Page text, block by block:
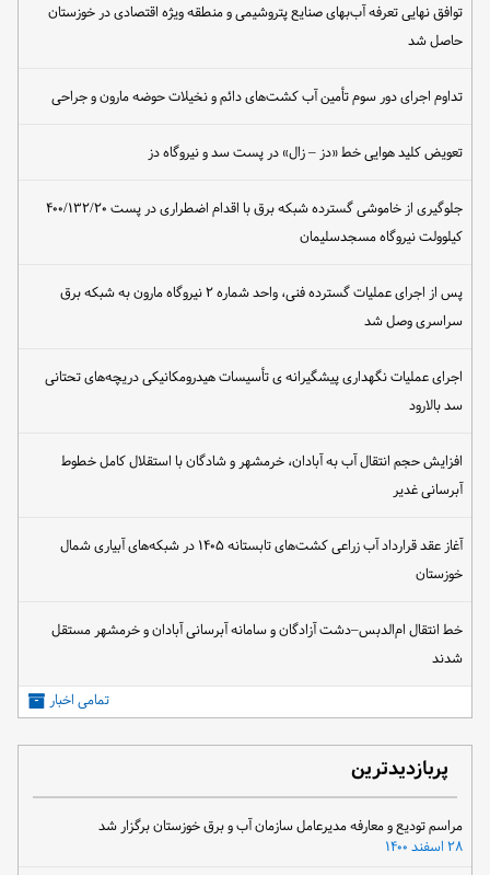
توافق نهایی تعرفه آب‌بهای صنایع پتروشیمی و منطقه ویژه اقتصادی در خوزستان
حاصل شد
تداوم اجرای دور سوم تأمین آب کشت‌های دائم و نخیلات حوضه مارون و جراحی
تعویض کلید هوایی خط «دز – زال» در پست سد و نیروگاه دز
جلوگیری از خاموشی گسترده شبکه برق با اقدام اضطراری در پست ۴۰۰/۱۳۲/۲۰
کیلوولت نیروگاه مسجدسلیمان
پس از اجرای عملیات گسترده فنی، واحد شماره ۲ نیروگاه مارون به شبکه برق
سراسری وصل شد
اجرای عملیات نگهداری پیشگیرانه ی تأسیسات هیدرومکانیکی دریچه‌های تحتانی
سد بالارود
افزایش حجم انتقال آب به آبادان، خرمشهر و شادگان با استقلال کامل خطوط
آبرسانی غدیر
آغاز عقد قرارداد آب زراعی کشت‌های تابستانه ۱۴۰۵ در شبکه‌های آبیاری شمال
خوزستان
خط انتقال ام‌الدبس–دشت آزادگان و سامانه آبرسانی آبادان و خرمشهر مستقل
شدند
تمامی اخبار
پربازدیدترین
مراسم تودیع و معارفه مدیرعامل سازمان آب و برق خوزستان برگزار شد
۲۸ اسفند ۱۴۰۰